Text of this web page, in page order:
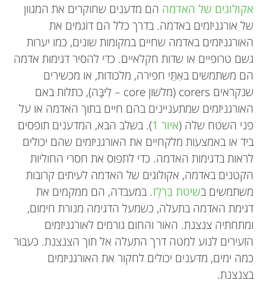
אקולוגים של האדמה הם מדענים שחוקרים את המגוון
של אורגניזמים באדמה. בדרך כלל הם דוֹגמים את
האורגניזמים באדמה שחיים במקומות שונים, כמו יערות
גשם טרופיים או שדות חקלאיים. כדי להסיר דגימות אדמה
הם משתמשים באִתֵּי חפירה, מלכודות, או מכשירים
שנקראים corers (מלשון core – לִיבָּה), כתלות באם
האורגניזמים שמתעניינים בהם חיים בתוך האדמה או על
פני השטח שלה (איור 1 ). בשלב הבא, המדענים תופסים
ביד או באמצעות מלקחיים את האורגניזמים שהם יכולים
לראות בדגימות האדמה. כדי לתפוס את חסרי החוליות
הקטנים באדמה, אקולוגים של האדמה לעיתים קרובות
משתמשים בשיטת בֵּרְלֶז. במעבדה, הם ממקמים את
דגימת האדמה בתעלה, כשמעל הדגימה מנורת חימום,
ומתחתיה צנצנת. האור והחום גורמים לאורגניזמים
הזעירים לנוע למטה דרך התעלה אל תוך הצנצנת. כעבור
כמה ימים, מדענים יכולים לחקור את האורגניזמים
בצנצנת.